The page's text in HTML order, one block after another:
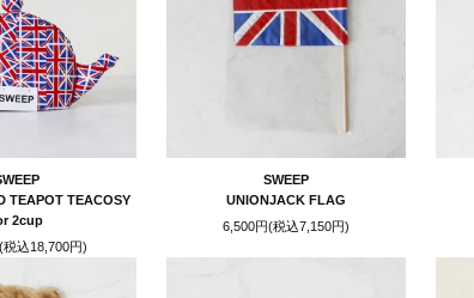
TEAPOT TEACOSY
2cup
税込18,700円)
SWEEP
UNIONJACK FLAG
6,500円(税込7,150円)